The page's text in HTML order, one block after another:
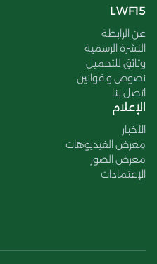
LWF15
عن الرابطة
النشرة الرسمية
وثائق للتحميل
نصوص و قوانين
اتصل بنا
الإعلام
الأخبار
معرض الفيديوهات
معرض الصور
الإعتمادات